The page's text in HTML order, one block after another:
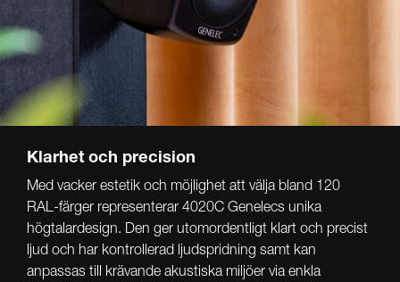
Klarhet och precision
Med vacker estetik och möjlighet att välja bland 120
RAL-färger representerar 4020C Genelecs unika
högtalardesign. Den ger utomordentligt klart och precist
ljud och har kontrollerad ljudspridning samt kan
anpassas till krävande akustiska miljöer via enkla